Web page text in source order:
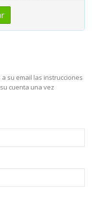
su email las instrucciones
cuenta una vez